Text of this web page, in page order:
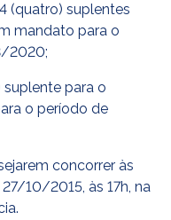
(quatro) suplentes
mandato para o
2020;
suplente para o
o período de
concorrer às
10/2015, às 17h, na